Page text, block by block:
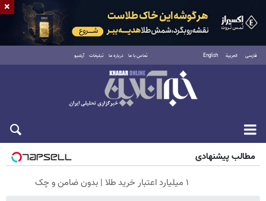
فارسی العربية English تماس با ما درباره ما تبلیغات آرشیو
پنجشنبه ۱۵ مرداد ۱۴۰۵
مطالب پیشنهادی
۱ میلیارد اعتبار خرید طلا | بدون ضامن و چک
×